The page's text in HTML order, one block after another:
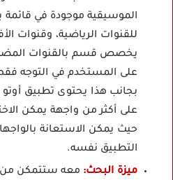
الموسيقية موجودة في قائمة
للقنوات الرياضية، وقنوات
يخصص قسم بالقنوات
على المستخدم في التوجه
على أكثر من واجهة يمكن
حيث يمكن الاستعانة
التطبيق نفسه.
ميزة البحث: معه ستتمكن من